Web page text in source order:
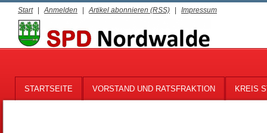
Start| Anmelden | Artikel abonnieren (RSS) | Impressum
STARTSEITE VORSTAND UND RATSFRAKTION KREIS